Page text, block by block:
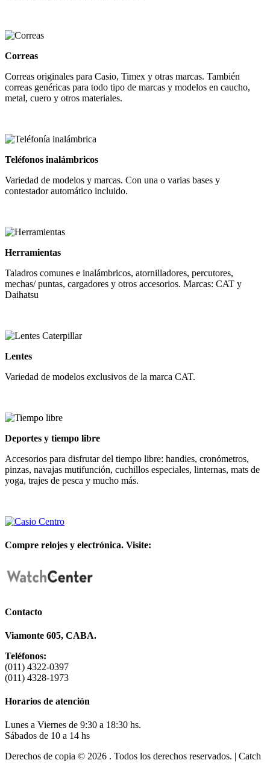
Correas
Correas originales para Casio, Timex y otras marcas. También
correas genéricas para todo tipo de marcas y modelos en caucho,
metal, cuero y otros materiales.
Teléfonos inalámbricos
Variedad de modelos y marcas. Con una o varias bases y
contestador automático incluido.
Herramientas
Taladros comunes e inalámbricos, atornilladores, percutores,
mechas/ puntas, cargadores y otros accesorios. Marcas: CAT y
Daihatsu
Lentes
Variedad de modelos exclusivos de la marca CAT.
Deportes y tiempo libre
Accesorios para disfrutar del tiempo libre: handies, cronómetros,
pinzas, navajas mutifunción, cuchillos especiales, linternas, mats de
yoga, trajes de pesca y mucho más.
Compre relojes y electrónica. Visite:
Contacto
Viamonte 605, CABA.
Teléfonos:
(011) 4322-0397
(011) 4328-1973
Horarios de atención
Lunes a Viernes de 9:30 a 18:30 hs.
Sábados de 10 a 14 hs
Derechos de copia © 2026 . Todos los derechos reservados. | Catch